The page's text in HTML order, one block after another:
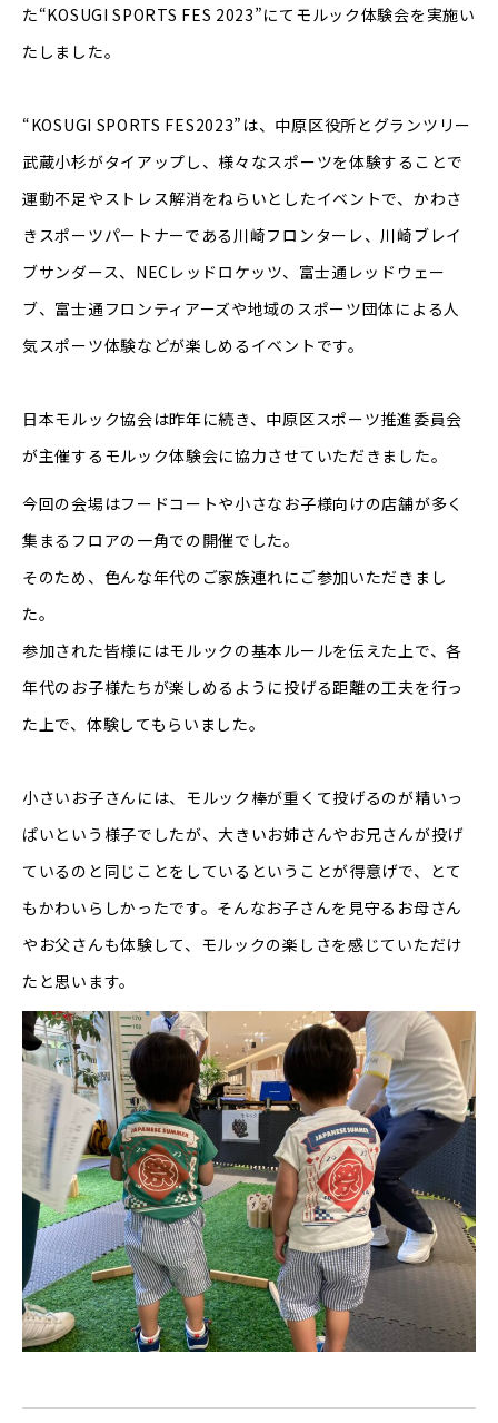
た“KOSUGI SPORTS FES 2023”にてモルック体験会を実施い
たしました。
“KOSUGI SPORTS FES2023”は、中原区役所とグランツリー
武蔵小杉がタイアップし、様々なスポーツを体験することで
運動不足やストレス解消をねらいとしたイベントで、かわさ
きスポーツパートナーである川崎フロンターレ、川崎ブレイ
ブサンダース、NECレッドロケッツ、富士通レッドウェー
ブ、富士通フロンティアーズや地域のスポーツ団体による人
気スポーツ体験などが楽しめるイベントです。
日本モルック協会は昨年に続き、中原区スポーツ推進委員会
が主催するモルック体験会に協力させていただきました。
今回の会場はフードコートや小さなお子様向けの店舗が多く
集まるフロアの一角での開催でした。
そのため、色んな年代のご家族連れにご参加いただきまし
た。
参加された皆様にはモルックの基本ルールを伝えた上で、各
年代のお子様たちが楽しめるように投げる距離の工夫を行っ
た上で、体験してもらいました。
小さいお子さんには、モルック棒が重くて投げるのが精いっ
ぱいという様子でしたが、大きいお姉さんやお兄さんが投げ
ているのと同じことをしているということが得意げで、とて
もかわいらしかったです。そんなお子さんを見守るお母さん
やお父さんも体験して、モルックの楽しさを感じていただけ
たと思います。